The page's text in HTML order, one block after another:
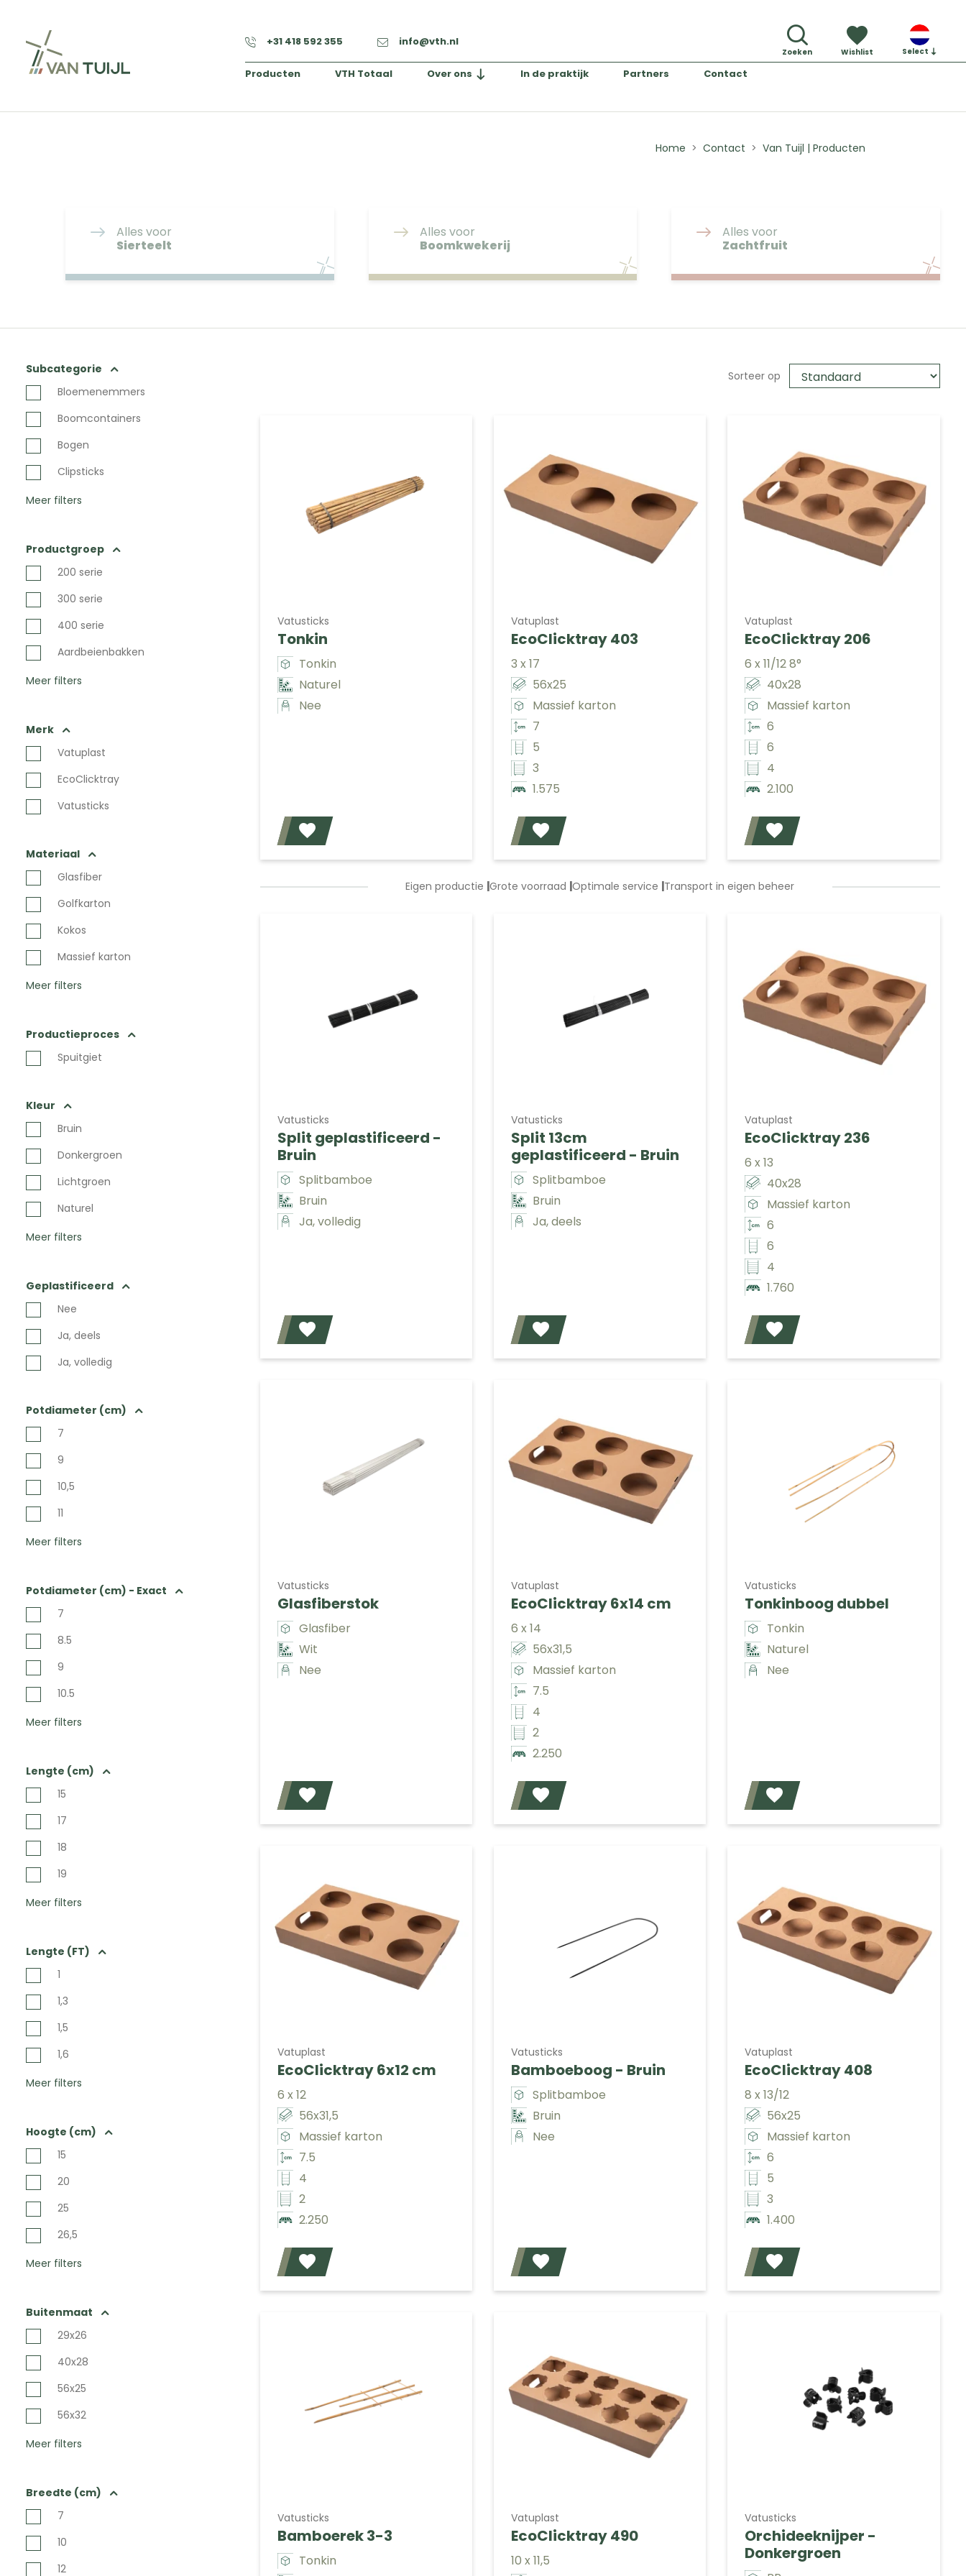
+31 418 592 355 info@vth.nl
Zoeken Wishlist Select
Producten VTH Totaal Over ons In de praktijk Partners Contact
Home Contact Van Tuijl | Producten
Alles voor
Sierteelt
Alles voor
Boomkwekerij
Alles voor
Zachtfruit
Subcategorie
Bloemenemmers
Boomcontainers
Bogen
Clipsticks
Meer filters
Productgroep
200 serie
300 serie
400 serie
Aardbeienbakken
Meer filters
Merk
Vatuplast
EcoClicktray
Vatusticks
Materiaal
Glasfiber
Golfkarton
Kokos
Massief karton
Meer filters
Productieproces
Spuitgiet
Kleur
Bruin
Donkergroen
Lichtgroen
Naturel
Meer filters
Geplastificeerd
Nee
Ja, deels
Ja, volledig
Potdiameter (cm)
7
9
10,5
11
Meer filters
Potdiameter (cm) - Exact
7
8.5
9
10.5
Meer filters
Lengte (cm)
15
17
18
19
Meer filters
Lengte (FT)
1
1,3
1,5
1,6
Meer filters
Hoogte (cm)
15
20
25
26,5
Meer filters
Buitenmaat
29x26
40x28
56x25
56x32
Meer filters
Breedte (cm)
7
10
12
Sorteer op
Vatusticks
Tonkin
Tonkin
Naturel
Nee
Vatuplast
EcoClicktray 403
3 x 17
56x25
Massief karton
7
5
3
1.575
Vatuplast
EcoClicktray 206
6 x 11/12 8°
40x28
Massief karton
6
6
4
2.100
Eigen productie |Grote voorraad |Optimale service Transport in eigen beheer
Vatusticks
Split geplastificeerd -
Bruin
Splitbamboe
Bruin
Ja, volledig
Vatusticks
Split 13cm
geplastificeerd - Bruin
Splitbamboe
Bruin
Ja, deels
Vatuplast
EcoClicktray 236
6 x 13
40x28
Massief karton
6
6
4
1.760
Vatusticks
Glasfiberstok
Glasfiber
Wit
Nee
Vatuplast
EcoClicktray 6x14 cm
6 x 14
56x31,5
Massief karton
7.5
4
2
2.250
Vatusticks
Tonkinboog dubbel
Tonkin
Naturel
Nee
Vatuplast
EcoClicktray 6x12 cm
6 x 12
56x31,5
Massief karton
7.5
4
2
2.250
Vatusticks
Bamboeboog - Bruin
Splitbamboe
Bruin
Nee
Vatuplast
EcoClicktray 408
8 x 13/12
56x25
Massief karton
6
5
3
1.400
Vatusticks
Bamboerek 3-3
Tonkin
Vatuplast
EcoClicktray 490
10 x 11,5
Vatusticks
Orchideeknijper -
Donkergroen